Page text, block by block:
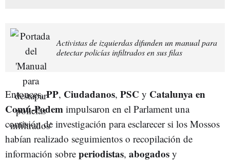
Activistas de izquierdas difunden un manual para
detectar policías infiltrados en sus filas
Entonces,PP, Ciudadanos, PSC y Catalunya en
Comú-Podem impulsaron en el Parlament una
comisión de investigación para esclarecer si los Mossos
habían realizado seguimientos o recopilación de
información sobre periodistas, abogados y